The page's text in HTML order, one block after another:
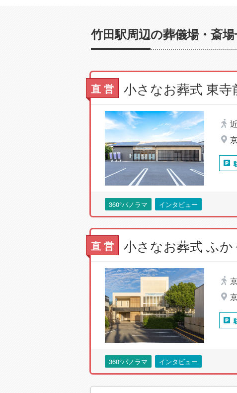
竹田駅周辺の葬儀場・斎
直 営
360°パノラマ インタビュー
直 営
360°パノラマ インタビュー